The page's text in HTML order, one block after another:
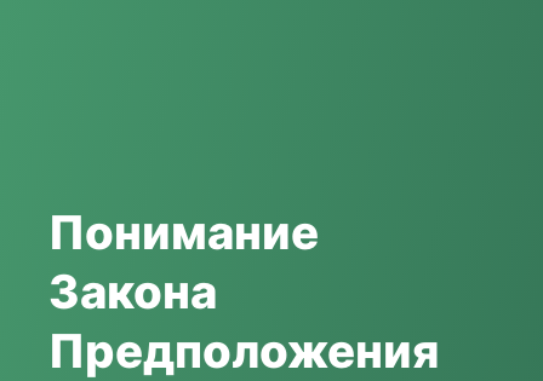
Понимание
Закона
Предположения